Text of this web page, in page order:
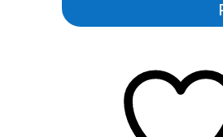
OCEAN